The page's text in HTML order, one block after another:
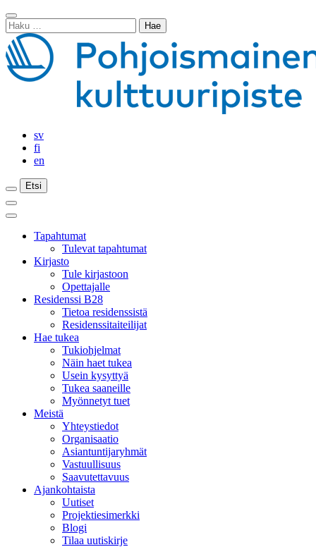
Siirry
sisältöön
Sulje
haku
Haku:
sv
fi
en
Etsi
Etsi
Etsi
Päävalikko
Sulje
päävalikkoTapahtumat
Tulevat tapahtumat
Kirjasto
Tule kirjastoon
Opettajalle
Residenssi B28
Tietoa residenssistä
Residenssitaiteilijat
Hae tukea
Tukiohjelmat
Näin haet tukea
Usein kysyttyä
Tukea saaneille
Myönnetyt tuet
Meistä
Yhteystiedot
Organisaatio
Asiantuntijaryhmät
Vastuullisuus
Saavutettavuus
Ajankohtaista
Uutiset
Projektiesimerkki
Blogi
Tilaa uutiskirje